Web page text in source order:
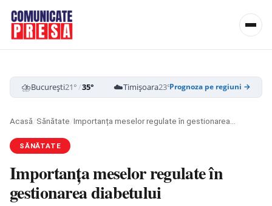
⛈️București21°/35° ☁️Timișoara23°/38° ⛈️Cluj-Napoca
Prognoza pe regiuni →
Acasă/ Sănătate/
SĂNĂTATE
Importanța meselor regulate în
gestionarea diabetului